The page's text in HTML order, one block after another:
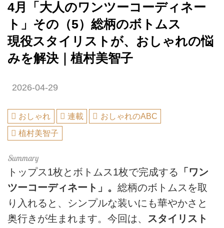
4月「大人のワンツーコーディネー
ト」その（5）総柄のボトムス
現役スタイリストが、おしゃれの悩
みを解決｜植村美智子
2026-04-29
おしゃれ 連載
おしゃれのABC
植村美智子
トップス1枚とボトムス1枚で完成する 「ワン
ツーコーディネート」。 総柄のボトムスを取
り入れると、シンプルな装いにも華やかさと
奥行きが生まれます。今回は、 スタイリスト